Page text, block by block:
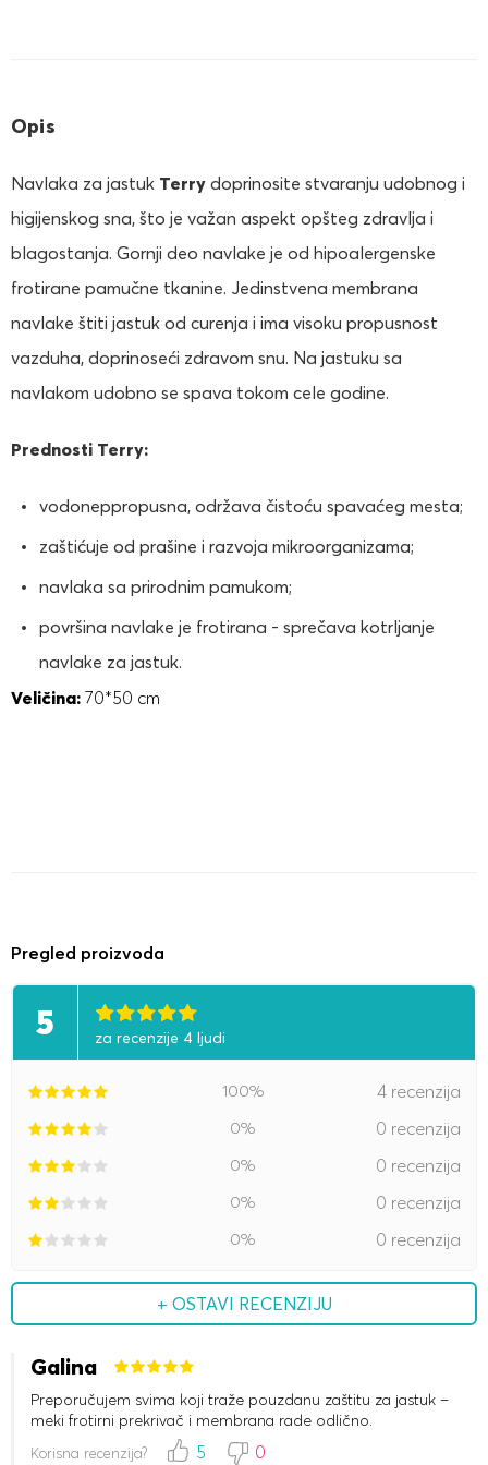
Opis
Navlaka za jastuk Terry doprinosite stvaranju udobnog i
higijenskog sna, što je važan aspekt opšteg zdravlja i
blagostanja. Gornji deo navlake je od hipoalergenske
frotirane pamučne tkanine. Jedinstvena membrana
navlake štiti jastuk od curenja i ima visoku propusnost
vazduha, doprinoseći zdravom snu. Na jastuku sa
navlakom udobno se spava tokom cele godine.
Prednosti Terry:
vodoneppropusna, održava čistoću spavaćeg mesta;
zaštićuje od prašine i razvoja mikroorganizama;
navlaka sa prirodnim pamukom;
površina navlake je frotirana - sprečava kotrljanje
navlake za jastuk.
Veličina: 70*50 cm
Pregled proizvoda
5 za recenzije 4 ljudi
100% 4 recenzija
0% 0 recenzija
0% 0 recenzija
0% 0 recenzija
0% 0 recenzija
+ OSTAVI RECENZIJU
Galina
Preporučujem svima koji traže pouzdanu zaštitu za jastuk –
meki frotirni prekrivač i membrana rade odlično.
Korisna recenzija? 5 0